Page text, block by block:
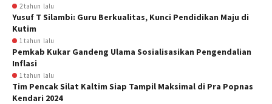
2 tahun lalu
Yusuf T Silambi: Guru Berkualitas, Kunci Pendidikan Maju di
Kutim
1 tahun lalu
Pemkab Kukar Gandeng Ulama Sosialisasikan Pengendalian
Inflasi
1 tahun lalu
Tim Pencak Silat Kaltim Siap Tampil Maksimal di Pra Popnas
Kendari 2024